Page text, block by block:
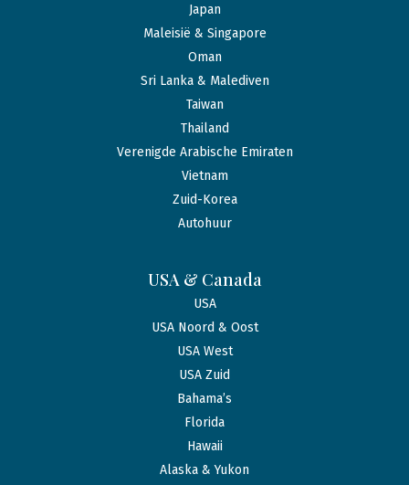
Japan
Maleisië & Singapore
Oman
Sri Lanka & Malediven
Taiwan
Thailand
Verenigde Arabische Emiraten
Vietnam
Zuid-Korea
Autohuur
USA & Canada
USA
USA Noord & Oost
USA West
USA Zuid
Bahama’s
Florida
Hawaii
Alaska & Yukon